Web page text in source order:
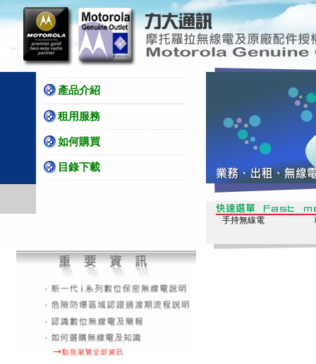
產品介紹
租用服務
如何購買
目錄下載